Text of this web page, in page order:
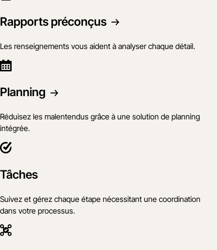
Rapports préconçus
Les renseignements vous aident à analyser chaque détail.
Planning
Réduisez les malentendus grâce à une solution de planning
intégrée.
Tâches
Suivez et gérez chaque étape nécessitant une coordination
dans votre processus.